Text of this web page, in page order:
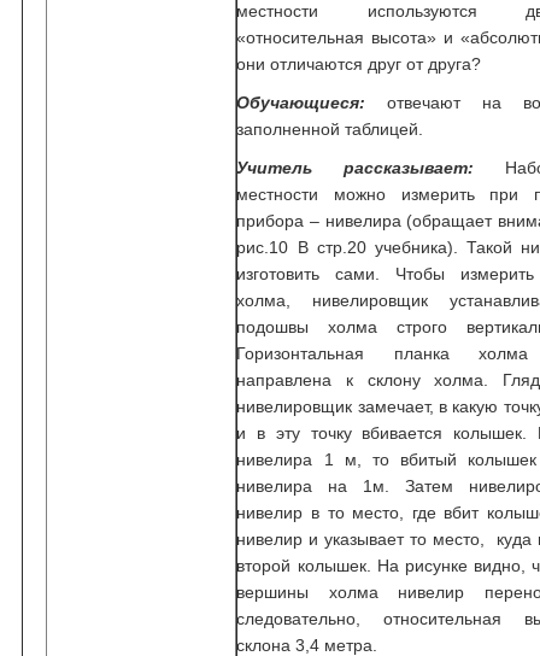
местности используются
«относительная высота» и
они отличаются друг от друга?
Обучающиеся: отвечают на
заполненной таблицей.
Учитель рассказывает:
местности можно измерить при
прибора – нивелира (обращает
рис.10 В стр.20 учебника). Такой
изготовить сами. Чтобы
холма, нивелировщик
подошвы холма строго
Горизонтальная планка
направлена к склону холма.
нивелировщик замечает, в какую
и в эту точку вбивается колышек.
нивелира 1 м, то вбитый
нивелира на 1м. Затем
нивелир в то место, где вбит
нивелир и указывает то место, куда
второй колышек. На рисунке видно,
вершины холма нивелир
следовательно, относительная
склона 3,4 метра.